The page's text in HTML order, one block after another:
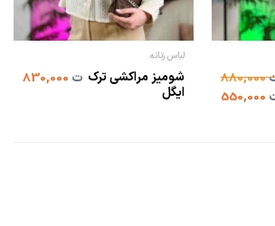
880,000
550,000
لباس زنانه
شومیز مراکشی ترک
ایگل
ت830,000